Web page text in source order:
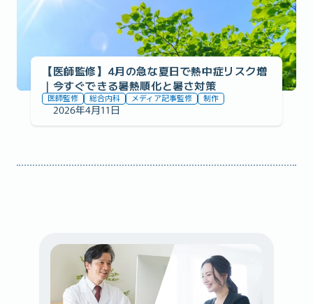
【医師監修】4月の急な夏日で熱中症リスク増
｜今すぐできる暑熱順化と暑さ対策
医師監修 総合内科 メディア記事監修 制作
2026年4月11日